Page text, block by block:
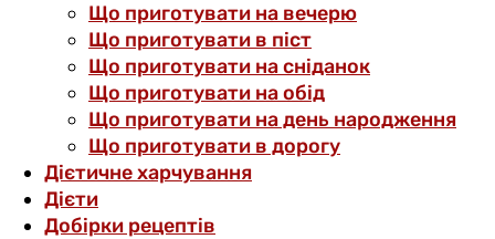
Що приготувати на вечерю
Що приготувати в піст
Що приготувати на сніданок
Що приготувати на обід
Що приготувати на день народження
Що приготувати в дорогу
Дієтичне харчування
Дієти
Добірки рецептів